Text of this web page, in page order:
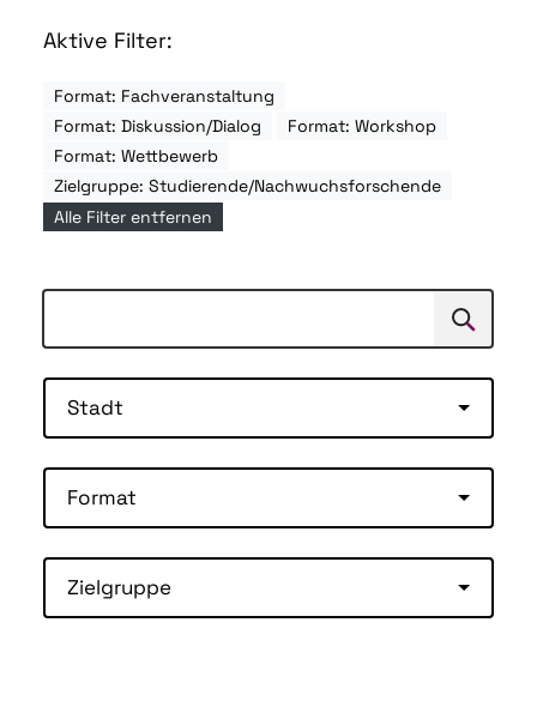
Aktive Filter:
Format: Fachveranstaltung
Format: Diskussion/Dialog
Format: Workshop
Format: Wettbewerb
Zielgruppe: Studierende/Nachwuchsforschende
Alle Filter entfernen
Suchen
Stadt
Format
Zielgruppe